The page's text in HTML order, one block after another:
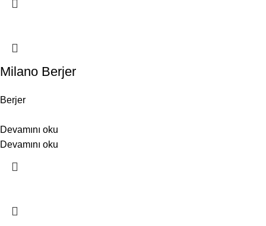
Milano Berjer
Berjer
Devamını oku
Devamını oku